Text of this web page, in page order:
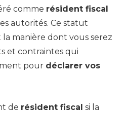
comme résident fiscal
autorités. Ce statut
manière dont vous serez
et contraintes qui
pour déclarer vos
de résident fiscal si la